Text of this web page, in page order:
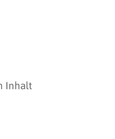
Inhalt